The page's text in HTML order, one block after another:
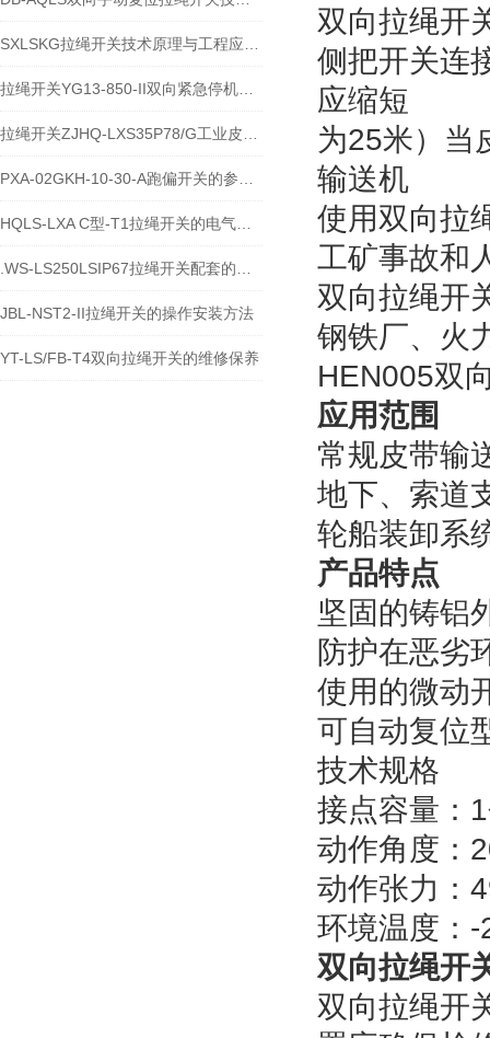
JBL-NST2-II拉绳开关的操作安装方法
YT-LS/FB-T4双向拉绳开关的维修保养
双向拉绳开
侧把开关连
应缩短
为25米）当
输送机
使用双向拉
工矿事故和
双向拉绳开
钢铁厂、火
HEN005双
应用范围
常规皮带输
地下、索道
轮船装卸系
产品特点
坚固的铸铝
防护在恶劣
使用的微动
可自动复位
技术规格
接点容量：
动作角度：
动作张力：
环境温度
双向拉绳开
双向拉绳开